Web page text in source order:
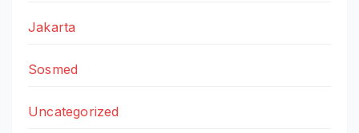
Jakarta
Sosmed
Uncategorized